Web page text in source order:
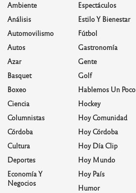
Ambiente
Análisis
Automovilismo
Autos
Azar
Basquet
Boxeo
Ciencia
Columnistas
Córdoba
Cultura
Deportes
Economía Y
Negocios
Espectáculos
Estilo Y Bienestar
Fútbol
Gastronomía
Gente
Golf
Hablemos Un Poco
Hockey
Hoy Comunidad
Hoy Córdoba
Hoy Día Clip
Hoy Mundo
Hoy País
Humor